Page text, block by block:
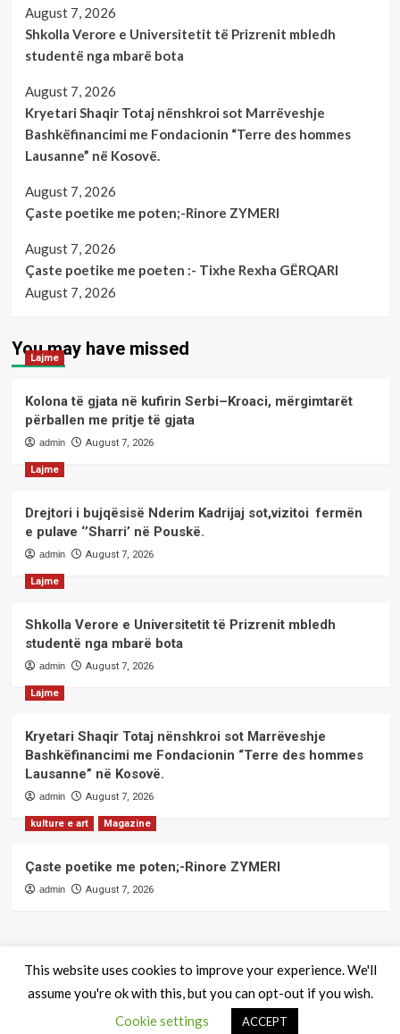
August 7, 2026
Shkolla Verore e Universitetit të Prizrenit mbledh
studentë nga mbarë bota
August 7, 2026
Kryetari Shaqir Totaj nënshkroi sot Marrëveshje
Bashkëfinancimi me Fondacionin “Terre des hommes
Lausanne” në Kosovë.
August 7, 2026
Çaste poetike me poten;-Rinore ZYMERI
August 7, 2026
Çaste poetike me poeten :- Tixhe Rexha GËRQARI
August 7, 2026
You may have missed
Lajme
Kolona të gjata në kufirin Serbi–Kroaci, mërgimtarët
përballen me pritje të gjata
admin August 7, 2026
Lajme
Drejtori i bujqësisë Nderim Kadrijaj sot,vizitoi fermën
e pulave ‘’Sharri’ në Pouskë.
admin August 7, 2026
Lajme
Shkolla Verore e Universitetit të Prizrenit mbledh
studentë nga mbarë bota
admin August 7, 2026
Lajme
Kryetari Shaqir Totaj nënshkroi sot Marrëveshje
Bashkëfinancimi me Fondacionin “Terre des hommes
Lausanne” në Kosovë.
admin August 7, 2026
kulture e art Magazine
Çaste poetike me poten;-Rinore ZYMERI
admin August 7, 2026
QendraPRESS - Te drejtat e rezervuara|CoverNewsby AF
themes.
This website uses cookies to improve your experience. We'll
assume you're ok with this, but you can opt-out if you wish.
Cookie settings
ACCEPT